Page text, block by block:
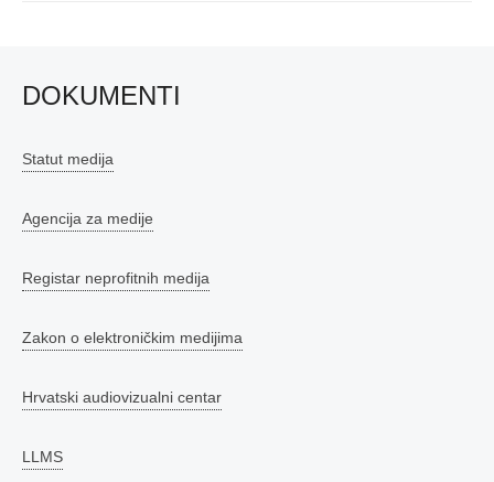
DOKUMENTI
Statut medija
Agencija za medije
Registar neprofitnih medija
Zakon o elektroničkim medijima
Hrvatski audiovizualni centar
LLMS